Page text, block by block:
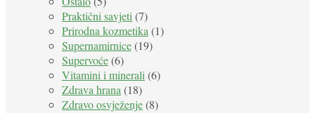
Praktični savjeti (7)
Prirodna kozmetika (1)
Supernamirnice(19)
Supervoće(6)
Vitamini i minerali (6)
Zdrava hrana (18)
Zdravo osvježenje(8)